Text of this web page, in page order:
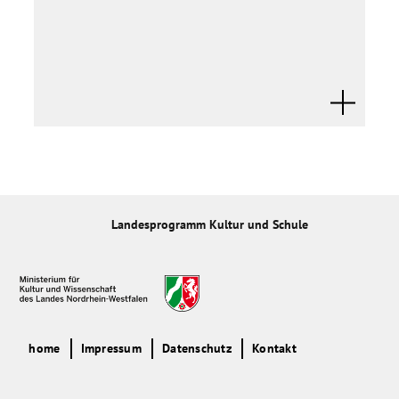
Landesprogramm Kultur und Schule
home Impressum Datenschutz Kontakt